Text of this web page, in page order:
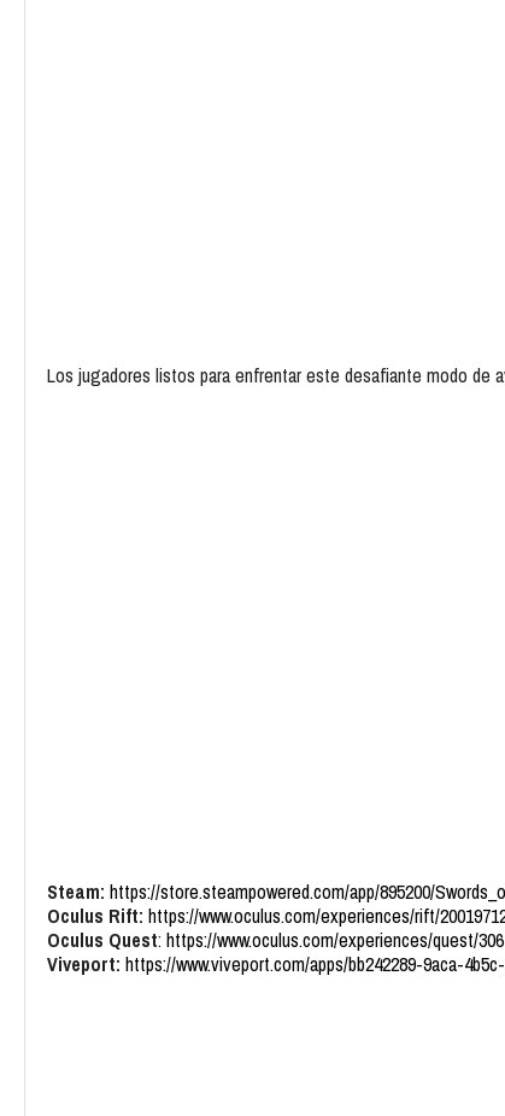
Los jugadores listos para enfrentar este desafiante modo de
Steam: https://store.steampowered.com/app/895200/
Oculus Rift: https://www.oculus.com/experiences/rift/
Oculus Quest: https://www.oculus.com/experiences/quest/
Viveport: https://www.viveport.com/apps/bb242289-9aca-